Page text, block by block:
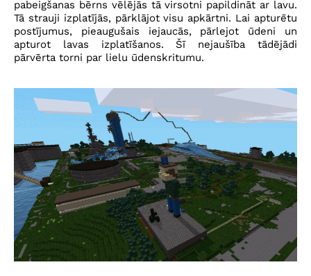
pabeigšanas bērns vēlējās tā virsotni papildināt ar lavu.
Tā strauji izplatījās, pārklājot visu apkārtni. Lai apturētu
postījumus, pieaugušais iejaucās, pārlejot ūdeni un
apturot lavas izplatīšanos. Šī nejaušība tādējādi
pārvērta torni par lielu ūdenskritumu.